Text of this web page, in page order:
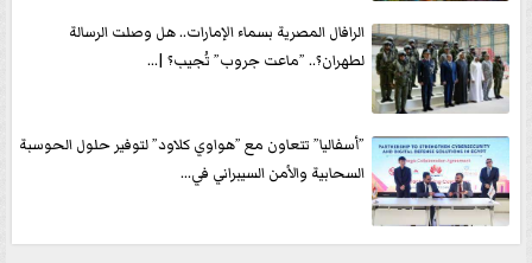
الرافال المصرية بسماء الإمارات.. هل وصلت الرسالة
لطهران؟.. ”ماعت جروب” تُجيب؟ |...
”أسفاليا” تتعاون مع ”هواوي كلاود” لتوفير حلول الحوسبة
السحابية والأمن السيبراني في...